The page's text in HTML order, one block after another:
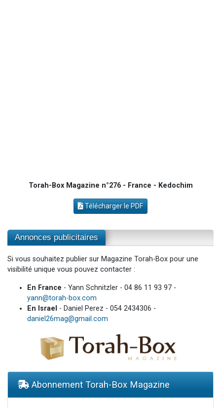
Torah-Box Magazine n°276 - France - Kedochim
Télécharger le PDF
Annonces publicitaires
Si vous souhaitez publier sur Magazine Torah-Box pour une
visibilité unique vous pouvez contacter :
En France - Yann Schnitzler - 04 86 11 93 97 -
yann@torah-box.com
En Israel - Daniel Perez - 054 2434306 -
daniel26mag@gmail.com
Abonnement Torah-Box Magazine